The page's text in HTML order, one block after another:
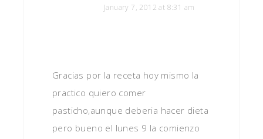
January 7, 2012 at 8:31 am
Gracias por la receta hoy mismo la
practico quiero comer
pasticho,aunque deberia hacer dieta
pero bueno el lunes 9 la comienzo